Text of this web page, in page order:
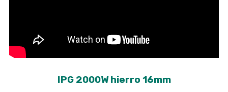
IPG 2000W hierro 16mm